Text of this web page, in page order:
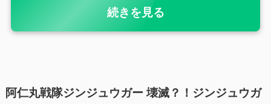
続きを見る
阿仁丸戦隊ジンジュウガー 壊滅？！ジンジュウガ